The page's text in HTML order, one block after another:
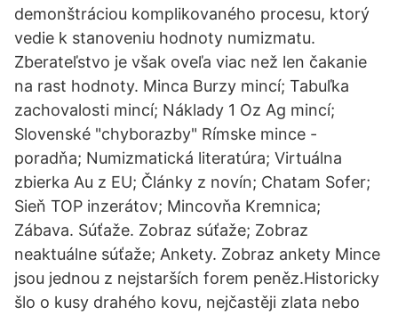
demonštráciou komplikovaného procesu, ktorý
vedie k stanoveniu hodnoty numizmatu.
Zberateľstvo je však oveľa viac než len čakanie
na rast hodnoty. Minca Burzy mincí; Tabuľka
zachovalosti mincí; Náklady 1 Oz Ag mincí;
Slovenské "chyborazby" Rímske mince -
poradňa; Numizmatická literatúra; Virtuálna
zbierka Au z EU; Články z novín; Chatam Sofer;
Sieň TOP inzerátov; Mincovňa Kremnica;
Zábava. Súťaže. Zobraz súťaže; Zobraz
neaktuálne súťaže; Ankety. Zobraz ankety Mince
jsou jednou z nejstarších forem peněz.Historicky
šlo o kusy drahého kovu, nejčastěji zlata nebo